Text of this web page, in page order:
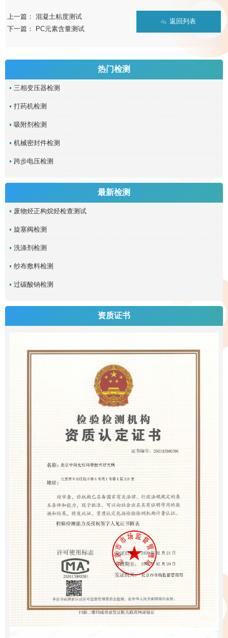
上一篇：混凝土粘度测试
下一篇：
PC元素含量测试
返回列表
热门检测
三相变压器检测
打药机检测
吸附剂检测
机械密封件检测
跨步电压检测
最新检测
废物烃正构烷烃检查测试
旋塞阀检测
洗涤剂检测
纱布敷料检测
过碳酸钠检测
资质证书